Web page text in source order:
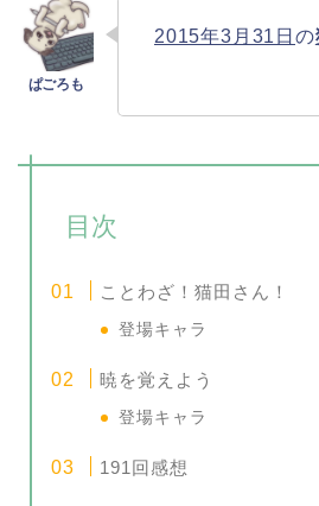
2015年3月31日 の
目次
ことわざ！猫田さん！
登場キャラ
暁を覚えよう
登場キャラ
191回感想